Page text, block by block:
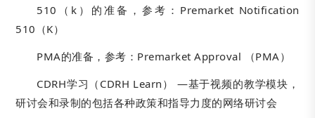
510（k）的准备，参考：Premarket Notification
510（K）
PMA的准备，参考：Premarket Approval （PMA）
CDRH学习（CDRH Learn） —基于视频的教学模块，
研讨会和录制的包括各种政策和指导力度的网络研讨会